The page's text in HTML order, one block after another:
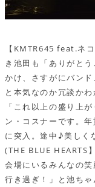
【KMTR645 feat.ネ
き池田も「ありがと
かけ、さすがにバン
と本気なのか冗談か
「これ以上の盛り上
ン・コスナーです。
に突入。途中♪美しく
(THE BLUE HEARTS
会場にいるみんなの
行き過ぎ！」と池ち